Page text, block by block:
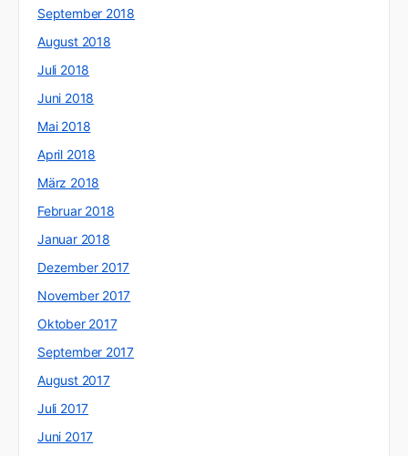
September 2018
August 2018
Juli 2018
Juni 2018
Mai 2018
April 2018
März 2018
Februar 2018
Januar 2018
Dezember 2017
November 2017
Oktober 2017
September 2017
August 2017
Juli 2017
Juni 2017